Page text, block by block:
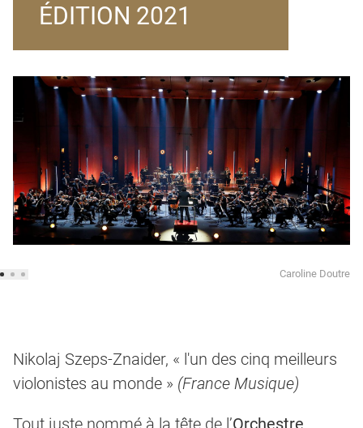
ÉDITION 2021
Caroline Doutre
Nikolaj Szeps-Znaider, « l'un des cinq meilleurs
violonistes au monde » (France Musique)
Tout juste nommé à la tête de l’Orchestre